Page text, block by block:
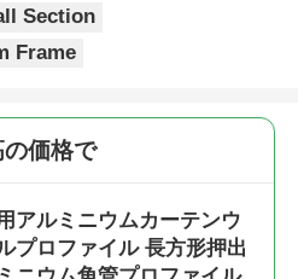
出
クセサリー
ファイル
Section
Frame
価格で
アルミニウムカーテンウ
プロファイル 長方形押出